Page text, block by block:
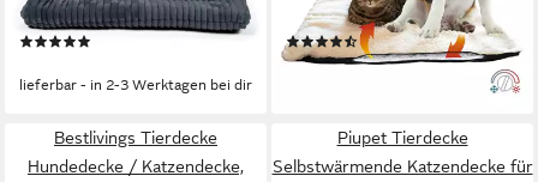
Größen erhältlich
lieferbar - in 2-3 Werktagen bei dir
Hundedecke & Katzendecke
(14)
ab 24,99 €
lieferbar - in 2-3 Werktagen bei dir
Bestlivings Tierdecke
Hundedecke / Katzendecke,
Piupet Tierdecke
Selbstwärmende Katzendecke für